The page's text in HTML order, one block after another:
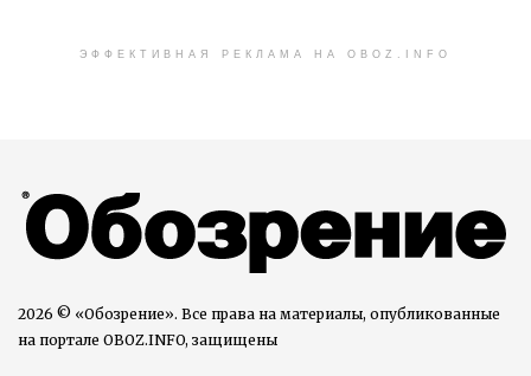
ЭФФЕКТИВНАЯ РЕКЛАМА НА OBOZ.INFO
2026 © «Обозрение». Все права на материалы, опубликованные
на портале OBOZ.INFO, защищены